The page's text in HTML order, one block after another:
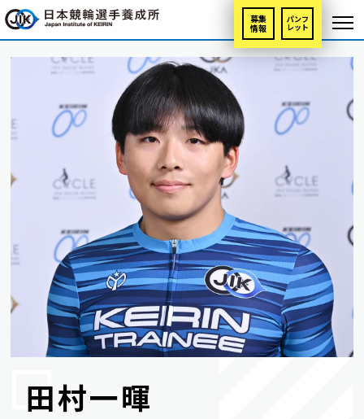
募集
情報
パンフ
レット
田村一暉